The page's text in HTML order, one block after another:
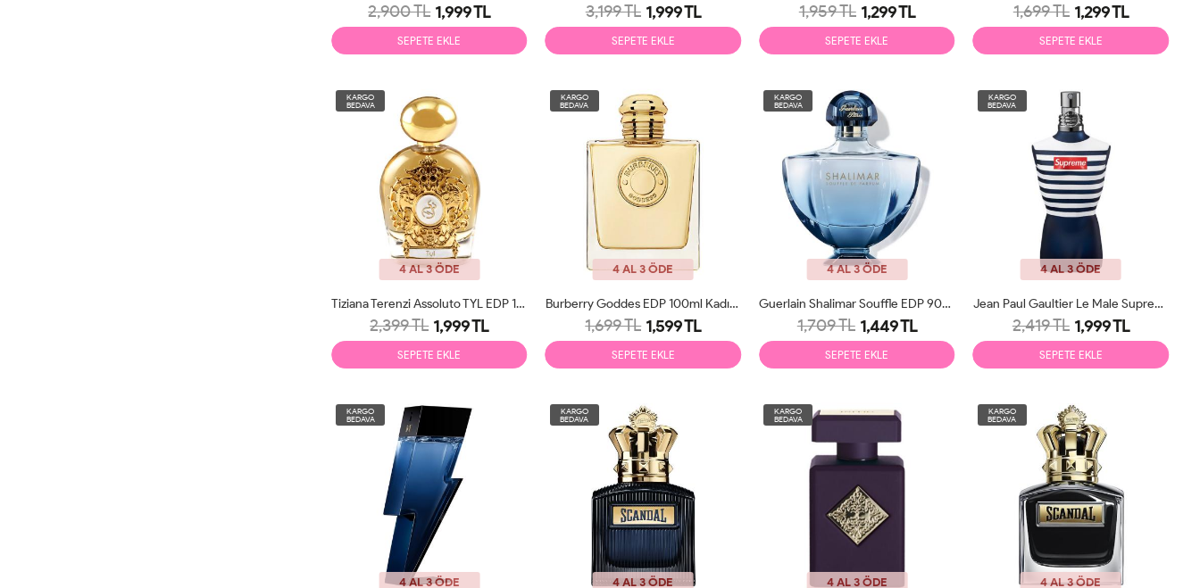
2,900 TL 1,999 TL
SEPETE EKLE
3,199 TL 1,999 TL
SEPETE EKLE
1,959 TL 1,299 TL
SEPETE EKLE
1,699 TL 1,299 TL
SEPETE EKLE
KARGO
BEDAVA
4 AL 3 ÖDE
Tiziana Terenzi Assoluto TYL EDP 100ml Unisex Parfüm Tester
2,399 TL 1,999 TL
SEPETE EKLE
KARGO
BEDAVA
4 AL 3 ÖDE
Burberry Goddes EDP 100ml Kadın Parfüm Tester
1,699 TL 1,599 TL
SEPETE EKLE
KARGO
BEDAVA
4 AL 3 ÖDE
Guerlain Shalimar Souffle EDP 90ml Kadın Parfüm Tester
1,709 TL 1,449 TL
SEPETE EKLE
KARGO
BEDAVA
4 AL 3 ÖDE
Jean Paul Gaultier Le Male Supreme Edition EDP 125ml Erkek Parfüm Tester
2,419 TL 1,999 TL
SEPETE EKLE
KARGO
BEDAVA
4 AL 3 ÖDE
KARGO
BEDAVA
4 AL 3 ÖDE
KARGO
BEDAVA
4 AL 3 ÖDE
KARGO
BEDAVA
4 AL 3 ÖDE